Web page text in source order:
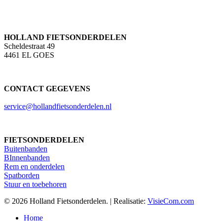
HOLLAND FIETSONDERDELEN
Scheldestraat 49
4461 EL GOES
CONTACT GEGEVENS
service@hollandfietsonderdelen.nl
FIETSONDERDELEN
Buitenbanden
BInnenbanden
Rem en onderdelen
Spatborden
Stuur en toebehoren
© 2026 Holland Fietsonderdelen. | Realisatie: VisieCom.com
Close
Home